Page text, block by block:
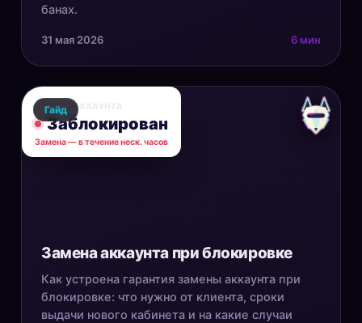
банах.
31 мая 2026 6 мин
СТАТУС АККАУНТА
Заблокирован
Замена — в течение неск. часов
Гайд
Замена аккаунта при блокировке
Как устроена гарантия замены аккаунта при
блокировке: что нужно от клиента, сроки
выдачи нового кабинета и на какие случаи